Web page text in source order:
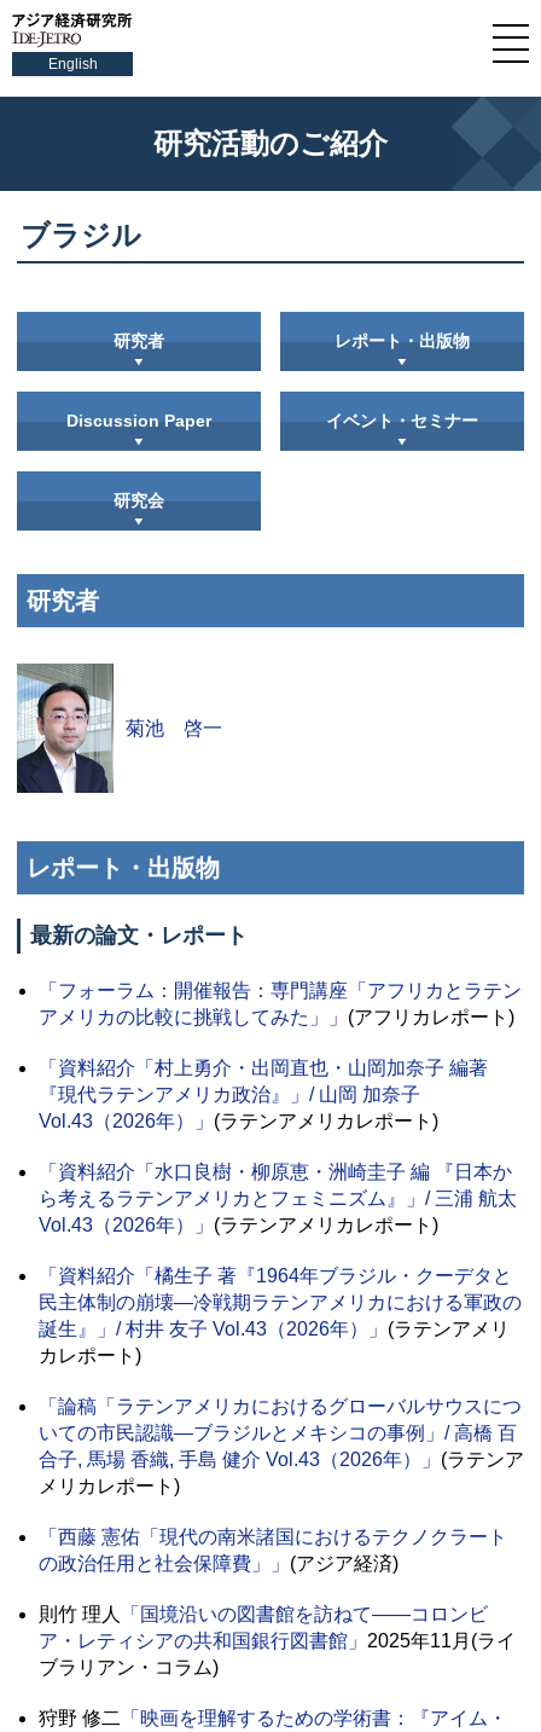
English
研究活動のご紹介
ブラジル
研究者 レポート・出版物
Discussion Paper イベント・セミナー
研究会
研究者
菊池 啓一
レポート・出版物
最新の論文・レポート
「フォーラム：開催報告：専門講座「アフリカとラテン
アメリカの比較に挑戦してみた」」 (アフリカレポート)
「資料紹介「村上勇介・出岡直也・山岡加奈子 編著
『現代ラテンアメリカ政治』」/ 山岡 加奈子
Vol.43（2026年）」 (ラテンアメリカレポート)
「資料紹介「水口良樹・柳原恵・洲崎圭子 編 『日本か
ら考えるラテンアメリカとフェミニズム』」/ 三浦 航太
Vol.43（2026年）」 (ラテンアメリカレポート)
「資料紹介「橘生子 著『1964年ブラジル・クーデタと
民主体制の崩壊―冷戦期ラテンアメリカにおける軍政の
誕生』」/ 村井 友子 Vol.43（2026年）」 (ラテンアメリ
カレポート)
「論稿「ラテンアメリカにおけるグローバルサウスにつ
いての市民認識―ブラジルとメキシコの事例」/ 高橋 百
合子, 馬場 香織, 手島 健介 Vol.43（2026年）」 (ラテンア
メリカレポート)
「西藤 憲佑「現代の南米諸国におけるテクノクラート
の政治任用と社会保障費」」 (アジア経済)
則竹 理人
「国境沿いの図書館を訪ねて――コロンビ
ア・レティシアの共和国銀行図書館」 2025年11月(ライ
ブラリアン・コラム)
狩野 修二
「映画を理解するための学術書：『アイム・